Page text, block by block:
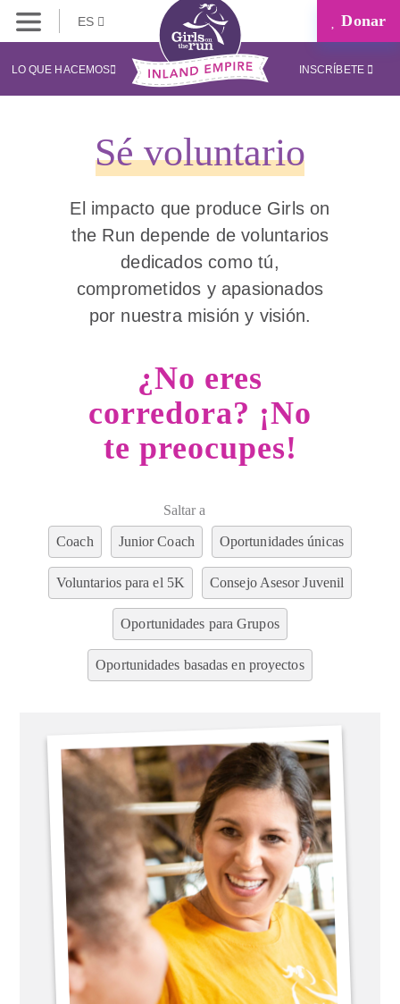
ES Donar
LO QUE HACEMOS INSCRÍBETE
Sé voluntario
El impacto que produce Girls on
the Run depende de voluntarios
dedicados como tú,
comprometidos y apasionados
por nuestra misión y visión.
¿No eres
corredora? ¡No
te preocupes!
Saltar a
Coach Junior Coach Oportunidades únicas
Voluntarios para el 5K Consejo Asesor Juvenil
Oportunidades para Grupos
Oportunidades basadas en proyectos